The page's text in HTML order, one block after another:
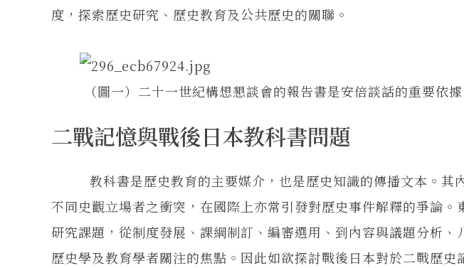
度，探索歷史研究、歷史教育及公共歷史的關聯。
（圖一）二十一世紀構想懇談會的報告書是安倍談話的重要依
二戰記憶與戰後日本教科書問題
教科書是歷史教育的主要媒介，也是歷史知識的傳播文本。其
不同史觀立場者之衝突，在國際上亦常引發對歷史事件解釋的爭論
研究課題，從制度發展、課綱制訂、編審選用、到內容與議題分析
歷史學及教育學者關注的焦點。因此如欲探討戰後日本對於二戰歷